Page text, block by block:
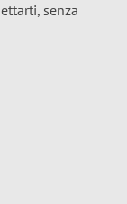
senza